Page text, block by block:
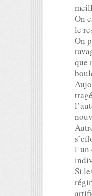
On
le
On
que
l’un
Si